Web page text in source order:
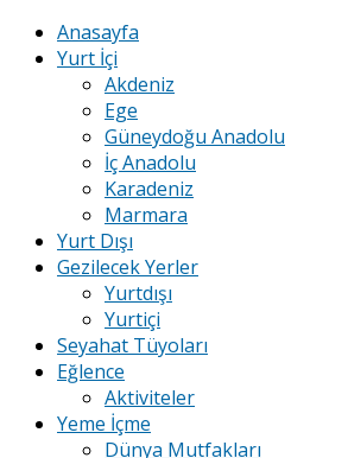
Anasayfa
Yurt İçi
Akdeniz
Ege
Güneydoğu Anadolu
İç Anadolu
Karadeniz
Marmara
Yurt Dışı
Gezilecek Yerler
Yurtdışı
Yurtiçi
Seyahat Tüyoları
Eğlence
Aktiviteler
Yeme İçme
Dünya Mutfakları